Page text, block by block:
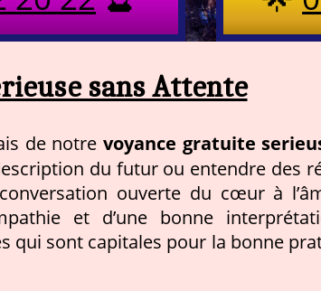
sans Attente
de notre voyance gratuite
du futur ou entendre des
ouverte du cœur à
et d’une bonne
qui sont capitales pour la bonne